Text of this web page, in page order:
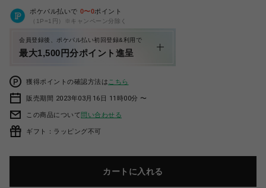
ポケパル払いで 0〜0ポイント
（1P=1円）※キャンペーン分除く
会員登録後、ポケパル払い初回登録&利用で
最大1,500円分ポイント進呈
獲得ポイントの確認方法は こちら
販売期間 2023年03月16日 11時00分 〜
この商品について問い合わせる
ギフト：ラッピング不可
カートに入れる